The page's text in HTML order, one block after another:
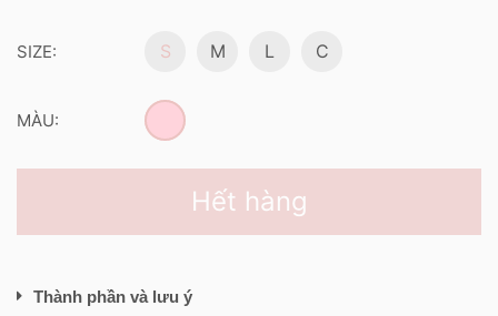
SIZE: S M L C
MÀU:
Hết hàng
Thành phần và lưu ý